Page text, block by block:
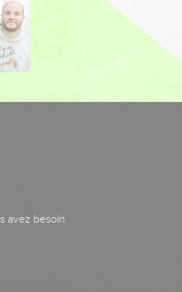
avez besoin.